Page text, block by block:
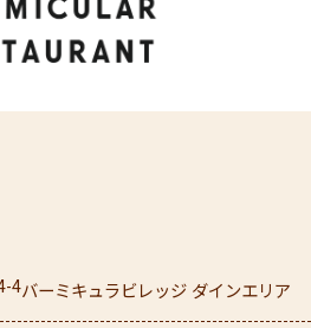
4バーミキュラビレッジ ダインエリア